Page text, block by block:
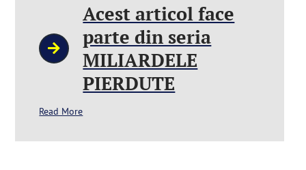
Acest articol face
parte din seria
MILIARDELE
PIERDUTE
Read More